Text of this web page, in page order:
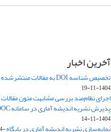
آخرین اخبار
تخصیص شناسه DOI به مقالات منتشرشده در سال ۱۴۰۳
1404-11-19
اجرای نظام‌مند بررسی مشابهت متون مقالات
پذیرش نشریه اندیشه آماری در سامانه SUDOC فرانسه
1404-11-14
نمایه‌سازی نشریه اندیشه آماری در پایگاه ROAD